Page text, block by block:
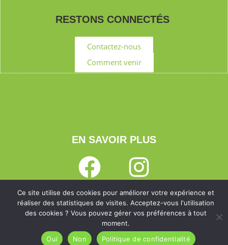
RESTONS CONNECTÉS
Contactez-nous
Comment venir
EN SAVOIR PLUS
Mentions légales| Site propulsé par Jeune Pousse
Ce site utilise des cookies pour améliorer votre expérience et
réaliser des statistiques de visites. Acceptez-vous l'utilisation
des cookies ? Vous pouvez gérer vos préférences à tout
moment.
Oui
Non Politique de confidentialité